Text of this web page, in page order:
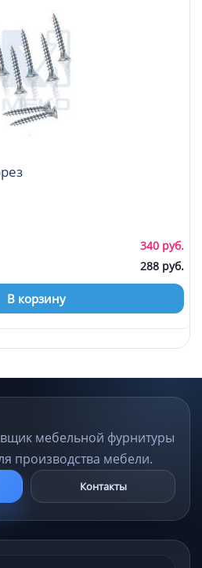
340 руб.
288 руб.
В корзину
мебельной фурнитуры
производства мебели.
Контакты